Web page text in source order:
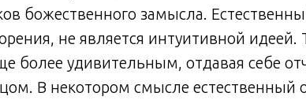
божественного замысла.
не является интуитивной идеей.
более удивительным, отдавая себе
В некотором смысле естественный